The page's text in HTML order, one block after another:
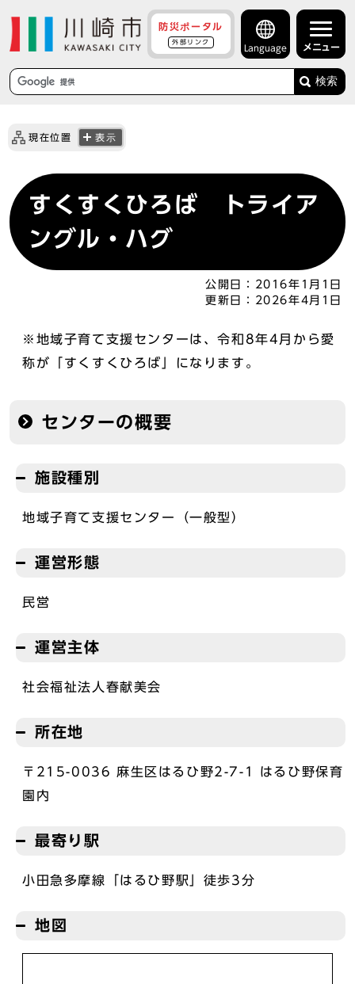
防災ポータル
外部リンク
Language メニュー
検索
現在位置 表示
すくすくひろば トライア
ングル・ハグ
公開日：
2016年1月1日
更新日：
2026年4月1日
※地域子育て支援センターは、令和8年4月から愛
称が「すくすくひろば」になります。
センターの概要
施設種別
地域子育て支援センター（一般型）
運営形態
民営
運営主体
社会福祉法人春献美会
所在地
〒215-0036 麻生区はるひ野2-7-1 はるひ野保育
園内
最寄り駅
小田急多摩線「はるひ野駅」徒歩3分
地図